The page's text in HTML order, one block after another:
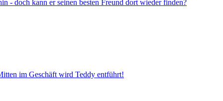
- doch kann er seinen besten Freund dort wieder finden?
im Geschäft wird Teddy entführt!